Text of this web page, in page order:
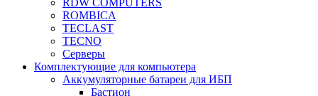
RDW COMPUTERS
ROMBICA
TECLAST
TECNO
Серверы
Комплектующие для компьютера
Аккумуляторные батареи для ИБП
Бастион